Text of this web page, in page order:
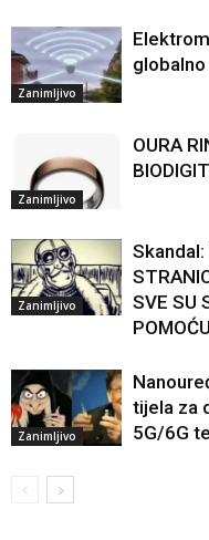
Zanimljivo
Zanimljivo
OURA
Zanimljivo
Skandal:
SVE SU
Zanimljivo
tijela za
5G/6G